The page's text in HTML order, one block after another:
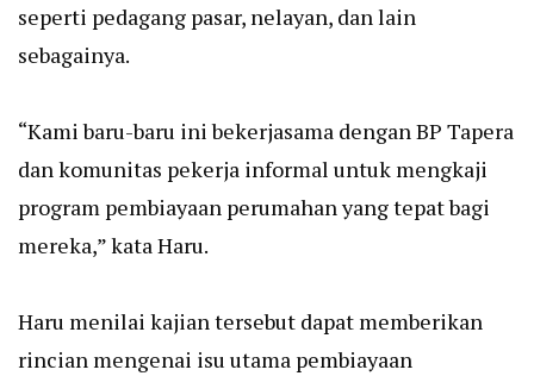
seperti pedagang pasar, nelayan, dan lain
sebagainya.
“Kami baru-baru ini bekerjasama dengan BP Tapera
dan komunitas pekerja informal untuk mengkaji
program pembiayaan perumahan yang tepat bagi
mereka,” kata Haru.
Haru menilai kajian tersebut dapat memberikan
rincian mengenai isu utama pembiayaan